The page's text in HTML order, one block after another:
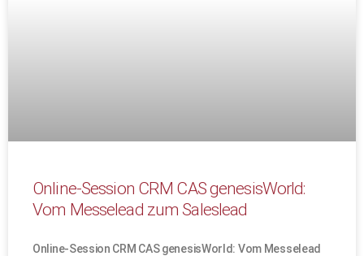
Online-Session CRM CAS genesisWorld:
Vom Messelead zum Saleslead
Online-Session CRM CAS genesisWorld: Vom Messelead